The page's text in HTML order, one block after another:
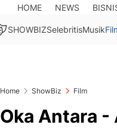
HOME NEWS
SHOWBIZSelebritisMusik
Home ShowBiz Film
Oka Antara -